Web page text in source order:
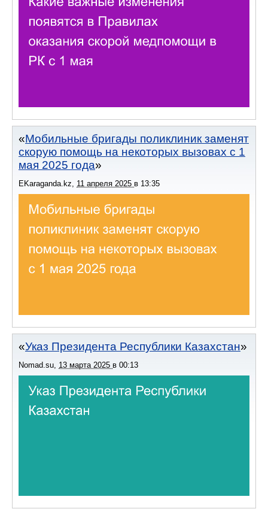
Мобильные бригады поликлиник заменят
скорую помощь на некоторых вызовах с 1
мая 2025 года
EKaraganda.kz 11 апреля 2025 в 13:35
Указ Президента Республики Казахстан
Nomad.su 13 марта 2025 в 00:13